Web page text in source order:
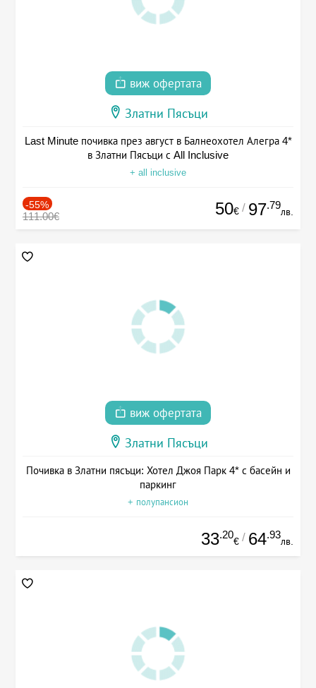
виж офертата
Златни Пясъци
Last Minute почивка през август в Балнеохотел Алегра 4*
в Златни Пясъци с All Inclusive
+ all inclusive
-55%
111.00€ 50€ / 97.79
лв.
виж офертата
Златни Пясъци
Почивка в Златни пясъци: Хотел Джоя Парк 4* с басейн и
паркинг
+ полупансион
33.20
€ / 64.93
лв.